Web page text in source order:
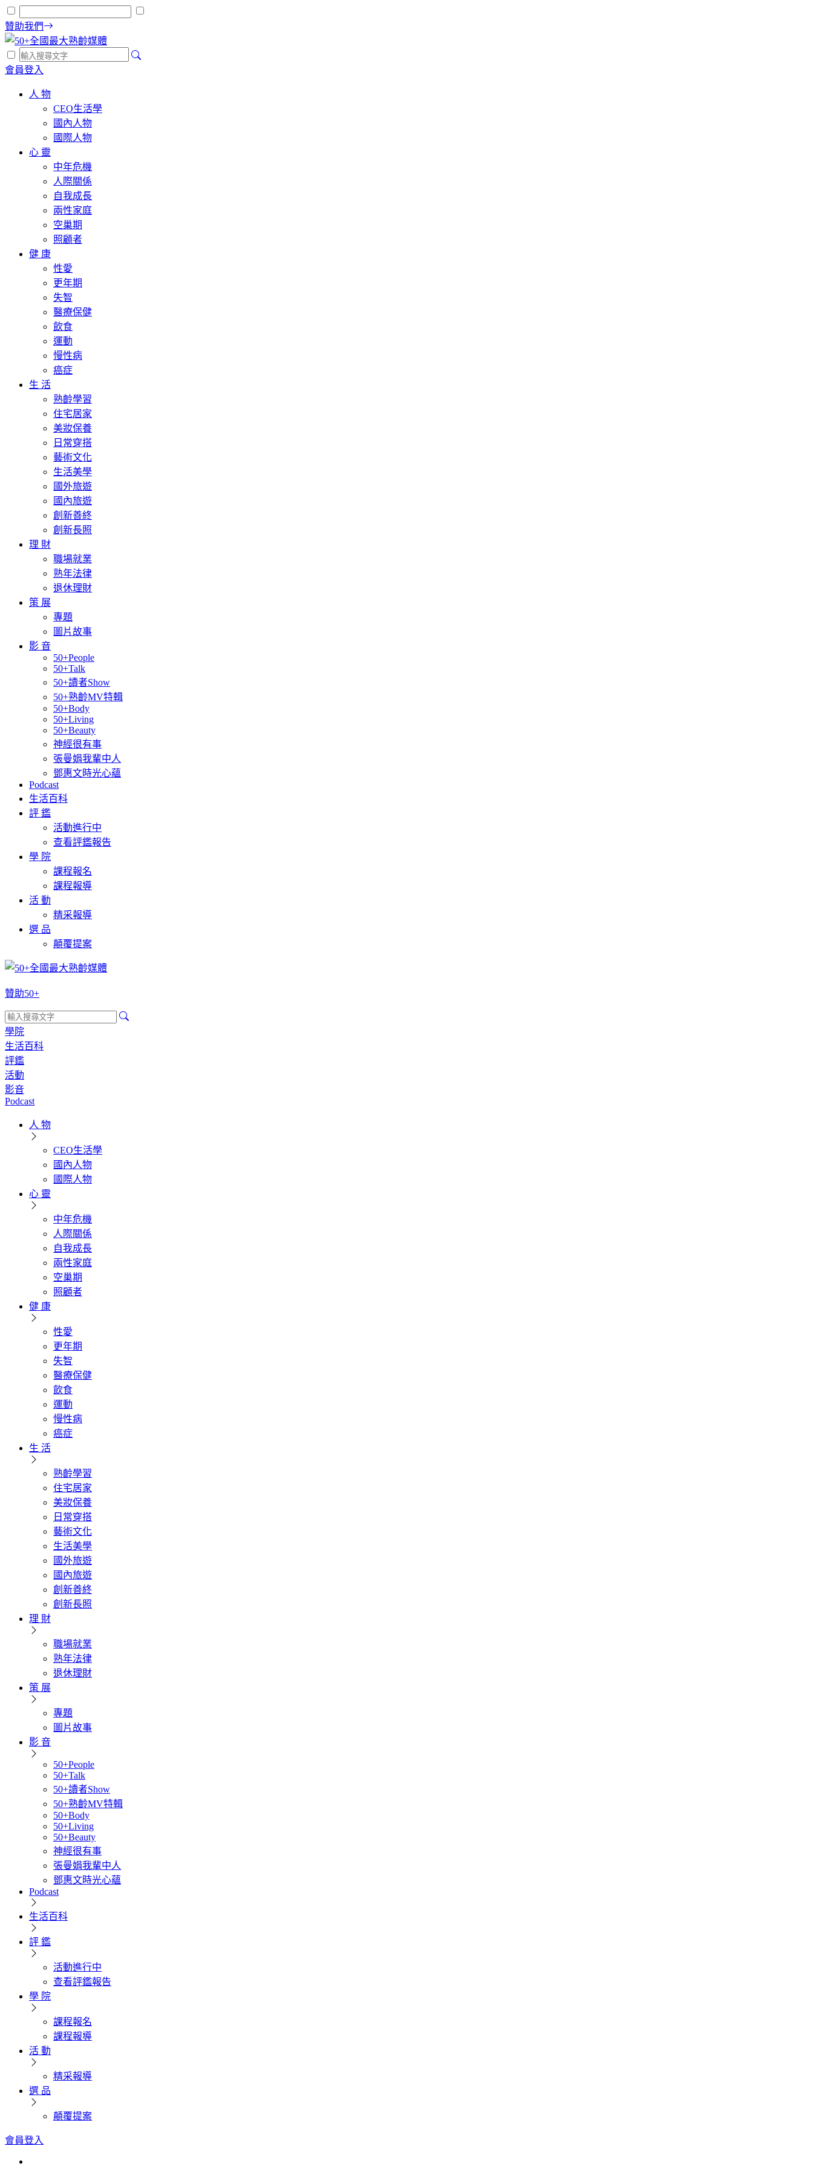
贊助我們
會員登入
人 物
CEO生活學
國內人物
國際人物
心 靈
中年危機
人際關係
自我成長
兩性家庭
空巢期
照顧者
健 康
性愛
更年期
失智
醫療保健
飲食
運動
慢性病
癌症
生 活
熟齡學習
住宅居家
美妝保養
日常穿搭
藝術文化
生活美學
國外旅遊
國內旅遊
創新善終
創新長照
理 財
職場就業
熟年法律
退休理財
策 展
專題
圖片故事
影 音
50+People
50+Talk
50+讀者Show
50+熟齡MV特輯
50+Body
50+Living
50+Beauty
神經很有事
張曼娟我輩中人
鄧惠文時光心蘊
Podcast
生活百科
評 鑑
活動進行中
查看評鑑報告
學 院
課程報名
課程報導
活 動
精采報導
選 品
顛覆提案
贊助50+
學院
生活百科
評鑑
活動
影音
Podcast
人 物
CEO生活學
國內人物
國際人物
心 靈
中年危機
人際關係
自我成長
兩性家庭
空巢期
照顧者
健 康
性愛
更年期
失智
醫療保健
飲食
運動
慢性病
癌症
生 活
熟齡學習
住宅居家
美妝保養
日常穿搭
藝術文化
生活美學
國外旅遊
國內旅遊
創新善終
創新長照
理 財
職場就業
熟年法律
退休理財
策 展
專題
圖片故事
影 音
50+People
50+Talk
50+讀者Show
50+熟齡MV特輯
50+Body
50+Living
50+Beauty
神經很有事
張曼娟我輩中人
鄧惠文時光心蘊
Podcast
生活百科
評 鑑
活動進行中
查看評鑑報告
學 院
課程報名
課程報導
活 動
精采報導
選 品
顛覆提案
會員登入